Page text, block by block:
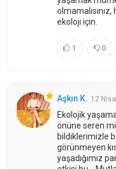
ekoloji için.
1 0
Aşkın K. 12
Ekolojik
önüne seren
bildiklerimizle
görünmeyen
yaşadığımız